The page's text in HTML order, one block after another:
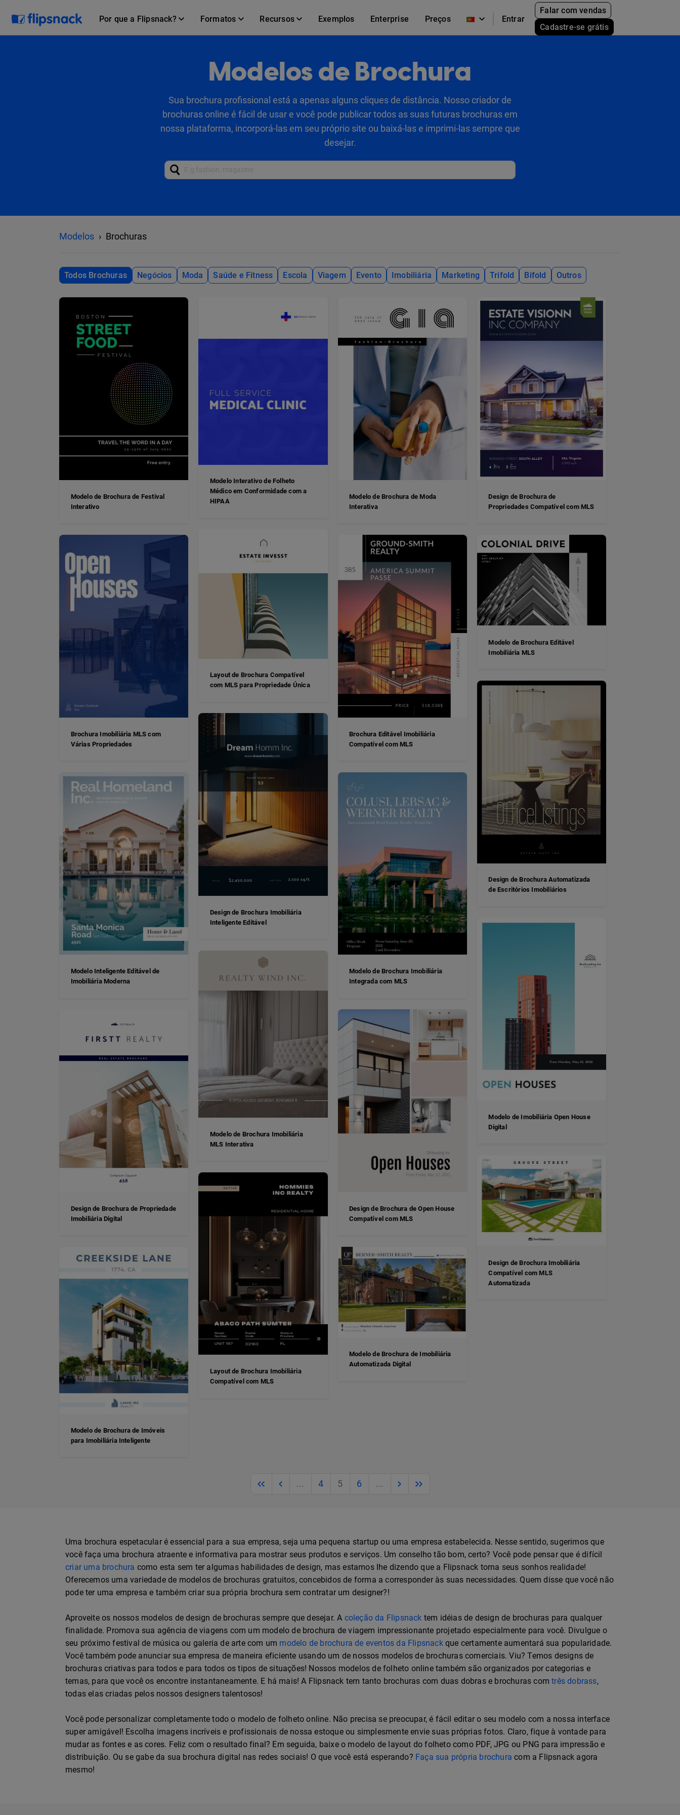
Por que a Flipsnack? Formatos Recursos Exemplos Enterprise Preços Entrar
Falar com vendas
Cadastre-se grátis
Modelos de Brochura
Sua brochura profissional está a apenas alguns cliques de distância. Nosso criador de
brochuras online é fácil de usar e você pode publicar todos as suas futuras brochuras em
nossa plataforma, incorporá-las em seu próprio site ou baixá-las e imprimi-las sempre que
desejar.
Modelos Brochuras
Todos Brochuras Negócios Moda Saúde e Fitness Escola Viagem Evento Imobiliária Marketing Trifold Bifold Outros
Modelo de Brochura de Festival
Interativo
Modelo Interativo de Folheto
Médico em Conformidade com a
HIPAA
Modelo de Brochura de Moda
Interativa
Design de Brochura de
Propriedades Compatível com MLS
Layout de Brochura Compatível
com MLS para Propriedade Única
Brochura Imobiliária MLS com
Várias Propriedades
Brochura Editável Imobiliária
Compatível com MLS
Modelo de Brochura Editável
Imobiliária MLS
Design de Brochura Automatizada
de Escritórios Imobiliários
Design de Brochura Imobiliária
Inteligente Editável
Modelo Inteligente Editável de
Imobiliária Moderna
Modelo de Brochura Imobiliária
Integrada com MLS
Modelo de Imobiliária Open House
Digital
Modelo de Brochura Imobiliária
MLS Interativa
Design de Brochura de Propriedade
Imobiliária Digital
Design de Brochura de Open House
Compatível com MLS
Design de Brochura Imobiliária
Compatível com MLS
Automatizada
Layout de Brochura Imobiliária
Compatível com MLS
Modelo de Brochura de Imóveis
para Imobiliária Inteligente
Modelo de Brochura de Imobiliária
Automatizada Digital
PreviousPrevious
... 4 5 6 ... NextNext
Uma brochura espetacular é essencial para a sua empresa, seja uma pequena startup ou uma empresa estabelecida. Nesse sentido, sugerimos que
você faça uma brochura atraente e informativa para mostrar seus produtos e serviços. Um conselho tão bom, certo? Você pode pensar que é difícil
criar uma brochura como esta sem ter algumas habilidades de design, mas estamos lhe dizendo que a Flipsnack torna seus sonhos realidade!
Oferecemos uma variedade de modelos de brochuras gratuitos, concebidos de forma a corresponder às suas necessidades. Quem disse que você não
pode ter uma empresa e também criar sua própria brochura sem contratar um designer?!
Aproveite os nossos modelos de design de brochuras sempre que desejar. A coleção da Flipsnack tem idéias de design de brochuras para qualquer
finalidade. Promova sua agência de viagens com um modelo de brochura de viagem impressionante projetado especialmente para você. Divulgue o
seu próximo festival de música ou galeria de arte com um modelo de brochura de eventos da Flipsnackque certamente aumentará sua popularidade.
Você também pode anunciar sua empresa de maneira eficiente usando um de nossos modelos de brochuras comerciais. Viu? Temos designs de
brochuras criativas para todos e para todos os tipos de situações! Nossos modelos de folheto online também são organizados por categorias e
temas, para que você os encontre instantaneamente. E há mais! A Flipsnack tem tanto brochuras com duas dobras e brochuras comtrês dobrass,
todas elas criadas pelos nossos designers talentosos!
Você pode personalizar completamente todo o modelo de folheto online. Não precisa se preocupar, é fácil editar o seu modelo com a nossa interface
super amigável! Escolha imagens incríveis e profissionais de nossa estoque ou simplesmente envie suas próprias fotos. Claro, fique à vontade para
mudar as fontes e as cores. Feliz com o resultado final? Em seguida, baixe o modelo de layout do folheto como PDF, JPG ou PNG para impressão e
distribuição. Ou se gabe da sua brochura digital nas redes sociais! O que você está esperando? Faça sua própria brochura com a Flipsnack agora
mesmo!